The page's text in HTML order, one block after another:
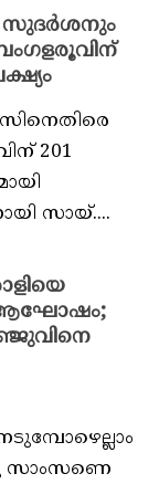
സുദർശനും
201
സായ്....
ആഘോഷം;
സാംസണെ